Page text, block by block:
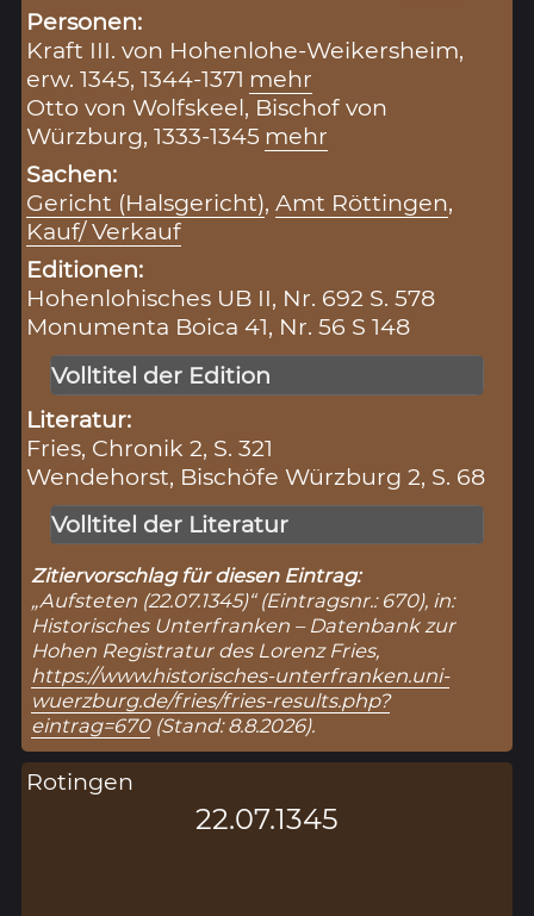
Personen:
Kraft III. von Hohenlohe-Weikersheim,
erw. 1345, 1344-1371 mehr
Otto von Wolfskeel, Bischof von
Würzburg, 1333-1345 mehr
Sachen:
Gericht (Halsgericht),Amt Röttingen,
Kauf/ Verkauf
Editionen:
Hohenlohisches UB II, Nr. 692 S. 578
Monumenta Boica 41, Nr. 56 S 148
Volltitel der Edition
Literatur:
Fries, Chronik 2, S. 321
Wendehorst, Bischöfe Würzburg 2, S. 68
Volltitel der Literatur
Zitiervorschlag für diesen Eintrag:
„Aufsteten (22.07.1345)“ (Eintragsnr.: 670), in:
Historisches Unterfranken – Datenbank zur
Hohen Registratur des Lorenz Fries,
https://www.historisches-unterfranken.uni-
wuerzburg.de/fries/fries-results.php?
eintrag=670(Stand: 8.8.2026).
Rotingen
22.07.1345